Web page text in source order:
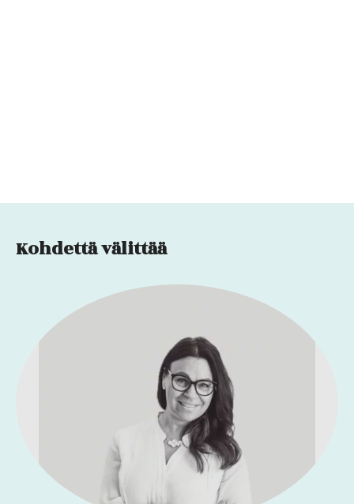
Kohdettä välittää